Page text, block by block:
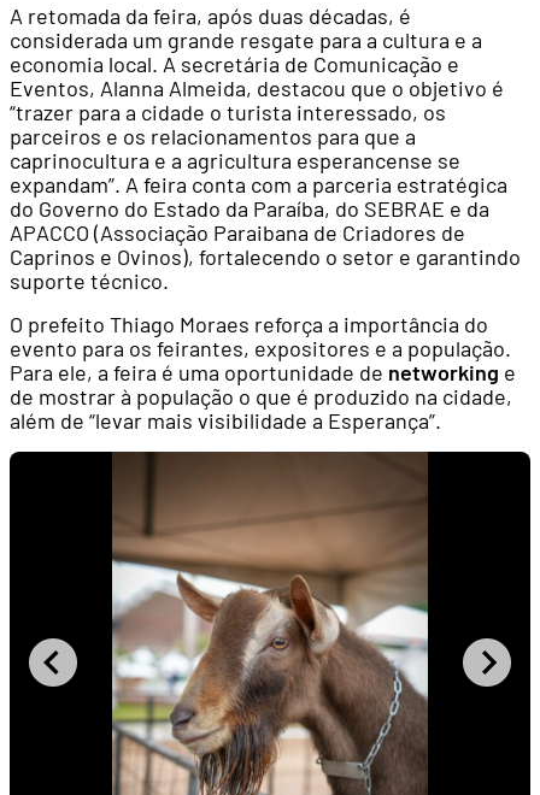
A retomada da feira, após duas décadas, é
considerada um grande resgate para a cultura e a
economia local. A secretária de Comunicação e
Eventos, Alanna Almeida, destacou que o objetivo é
“trazer para a cidade o turista interessado, os
parceiros e os relacionamentos para que a
caprinocultura e a agricultura esperancense se
expandam”. A feira conta com a parceria estratégica
do Governo do Estado da Paraíba, do SEBRAE e da
APACCO (Associação Paraibana de Criadores de
Caprinos e Ovinos), fortalecendo o setor e garantindo
suporte técnico.
O prefeito Thiago Moraes reforça a importância do
evento para os feirantes, expositores e a população.
Para ele, a feira é uma oportunidade de networking e
de mostrar à população o que é produzido na cidade,
além de “levar mais visibilidade a Esperança”.